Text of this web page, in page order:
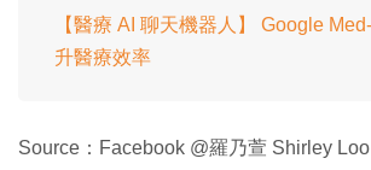
【醫療 AI 聊天機器人】 Google
升醫療效率
Source：Facebook @羅乃萱 Shirley Loo